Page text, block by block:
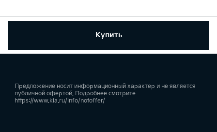
Купить
Предложение носит информационный характер и не является
публичной офертой. Подробнее смотрите
https://www.kia.ru/info/notoffer/